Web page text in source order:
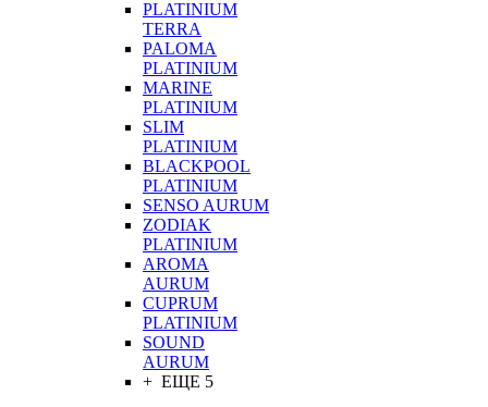
PLATINIUM
TERRA
PALOMA
PLATINIUM
MARINE
PLATINIUM
SLIM
PLATINIUM
BLACKPOOL
PLATINIUM
SENSO AURUM
ZODIAK
PLATINIUM
AROMA
AURUM
CUPRUM
PLATINIUM
SOUND
AURUM
+ ЕЩЕ 5